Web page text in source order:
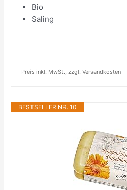
Bio
Saling
Preis inkl. MwSt., zzgl. Versandkosten
BESTSELLER NR. 10